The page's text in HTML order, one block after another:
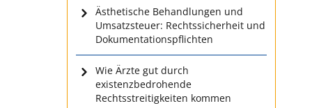
Ästhetische Behandlungen und
Umsatzsteuer: Rechtssicherheit und
Dokumentationspflichten
Wie Ärzte gut durch
existenzbedrohende
Rechtsstreitigkeiten kommen